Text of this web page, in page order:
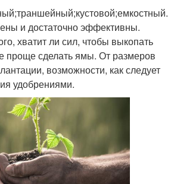
и достаточно эффективны.
хватит ли сил, чтобы выкопать
проще сделать ямы. От размеров
возможности, как следует
удобрениями.